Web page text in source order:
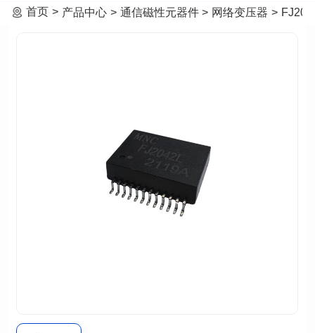
首页 产品中心 通信磁性元器件 网络变压器